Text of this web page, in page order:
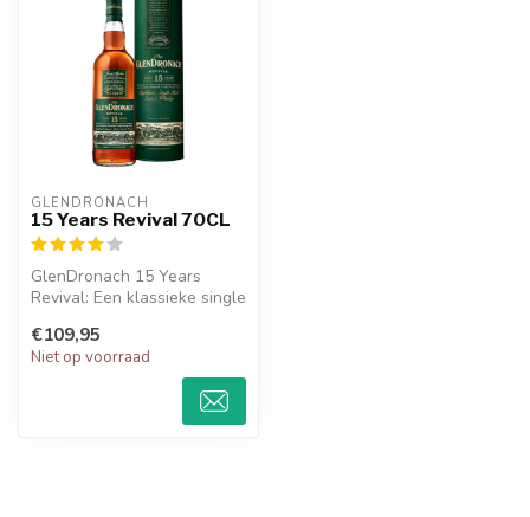
GLENDRONACH
15 Years Revival 70CL
GlenDronach 15 Years
Revival: Een klassieke single
Hi...
€109,95
Niet op voorraad